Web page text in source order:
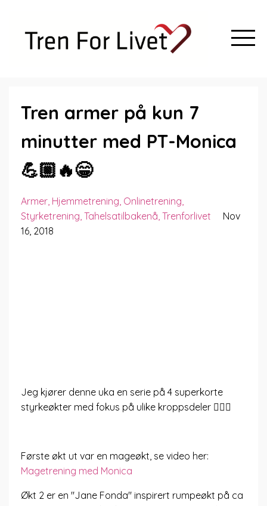
Tren armer på kun 7
minutter med PT-Monica
💪🏼🔥😁
Armer Hjemmetrening Onlinetrening
Styrketrening Tahelsatilbakenå Trenforlivet
Nov
16, 2018
Jeg kjører denne uka en serie på 4 superkorte
styrkeøkter med fokus på ulike kroppsdeler 🤸🏻‍♂️
Første økt ut var en mageøkt, se video her:
Magetrening med Monica
Økt 2 er en "Jane Fonda" inspirert rumpeøkt på ca